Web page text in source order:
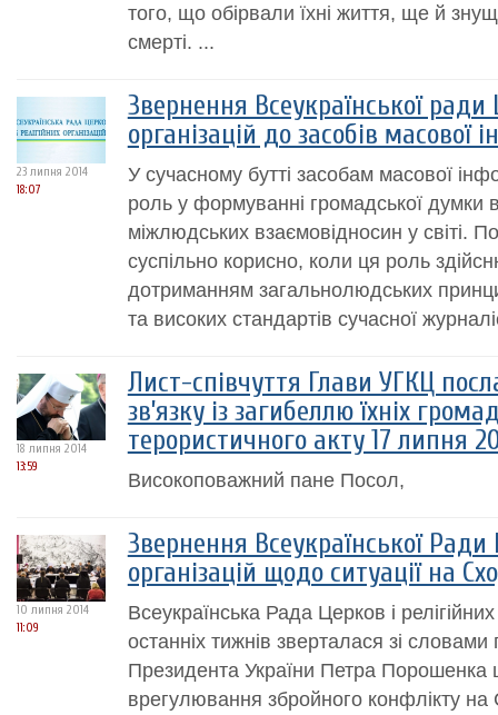
того, що обірвали їхні життя, ще й
смерті. ...
23 липня 2014
18:07
Звернення Всеукраїнської ради
організацій до засобів масової
У сучасному бутті засобам масової
роль у формуванні громадської думки в
міжлюдських взаємовідносин у світі.
суспільно корисно, коли ця роль
дотриманням загальнолюдських
та високих стандартів сучасної
18 липня 2014
13:59
Лист-співчуття Глави УГКЦ
зв’язку із загибеллю їхніх
терористичного акту 17 липня
Високоповажний пане Посол,
10 липня 2014
11:09
Звернення Всеукраїнської Ради
організацій щодо ситуації на
Всеукраїнська Рада Церков і
останніх тижнів зверталася зі словами
Президента України Петра
врегулювання збройного конфлікту на